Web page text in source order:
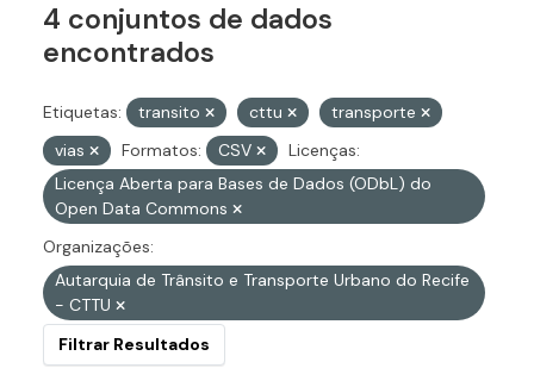
4 conjuntos de dados
encontrados
Etiquetas: transito cttu
transporte
vias
Formatos: CSV
Licenças:
Licença Aberta para Bases de Dados (ODbL) do
Open Data Commons
Organizações:
Autarquia de Trânsito e Transporte Urbano do Recife
- CTTU
Filtrar Resultados